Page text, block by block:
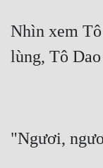
Nhìn xem
lùng, Tô
"Ngươi,